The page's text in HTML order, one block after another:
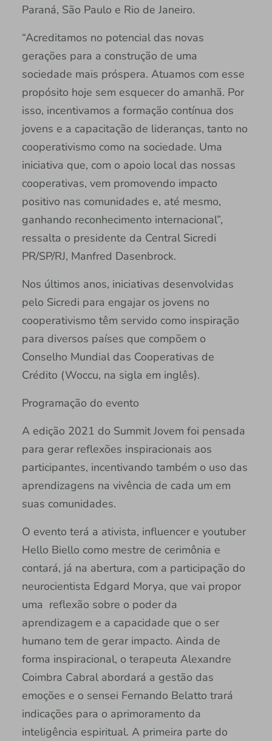
Paraná, São Paulo e Rio de Janeiro.
“Acreditamos no potencial das novas
gerações para a construção de uma
sociedade mais próspera. Atuamos com esse
propósito hoje sem esquecer do amanhã. Por
isso, incentivamos a formação contínua dos
jovens e a capacitação de lideranças, tanto no
cooperativismo como na sociedade. Uma
iniciativa que, com o apoio local das nossas
cooperativas, vem promovendo impacto
positivo nas comunidades e, até mesmo,
ganhando reconhecimento internacional”,
ressalta o presidente da Central Sicredi
PR/SP/RJ, Manfred Dasenbrock.
Nos últimos anos, iniciativas desenvolvidas
pelo Sicredi para engajar os jovens no
cooperativismo têm servido como inspiração
para diversos países que compõem o
Conselho Mundial das Cooperativas de
Crédito (Woccu, na sigla em inglês).
Programação do evento
A edição 2021 do Summit Jovem foi pensada
para gerar reflexões inspiracionais aos
participantes, incentivando também o uso das
aprendizagens na vivência de cada um em
suas comunidades.
O evento terá a ativista, influencer e youtuber
Hello Biello como mestre de cerimônia e
contará, já na abertura, com a participação do
neurocientista Edgard Morya, que vai propor
uma reflexão sobre o poder da
aprendizagem e a capacidade que o ser
humano tem de gerar impacto. Ainda de
forma inspiracional, o terapeuta Alexandre
Coimbra Cabral abordará a gestão das
emoções e o sensei Fernando Belatto trará
indicações para o aprimoramento da
inteligência espiritual. A primeira parte do